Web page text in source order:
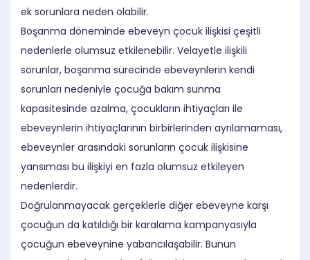
ek sorunlara neden olabilir.
Boşanma döneminde ebeveyn çocuk ilişkisi çeşitli
nedenlerle olumsuz etkilenebilir. Velayetle ilişkili
sorunlar, boşanma sürecinde ebeveynlerin kendi
sorunları nedeniyle çocuğa bakım sunma
kapasitesinde azalma, çocukların ihtiyaçları ile
ebeveynlerin ihtiyaçlarının birbirlerinden ayrılamaması,
ebeveynler arasındaki sorunların çocuk ilişkisine
yansıması bu ilişkiyi en fazla olumsuz etkileyen
nedenlerdir.
Doğrulanmayacak gerçeklerle diğer ebeveyne karşı
çocuğun da katıldığı bir karalama kampanyasıyla
çocuğun ebeveynine yabancılaşabilir. Bunun